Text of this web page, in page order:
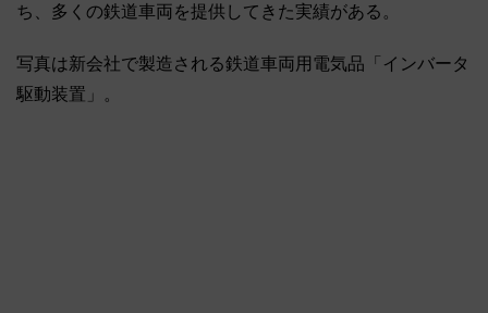
ち、多くの鉄道車両を提供してきた実績がある。
写真は新会社で製造される鉄道車両用電気品「インバータ
駆動装置」。